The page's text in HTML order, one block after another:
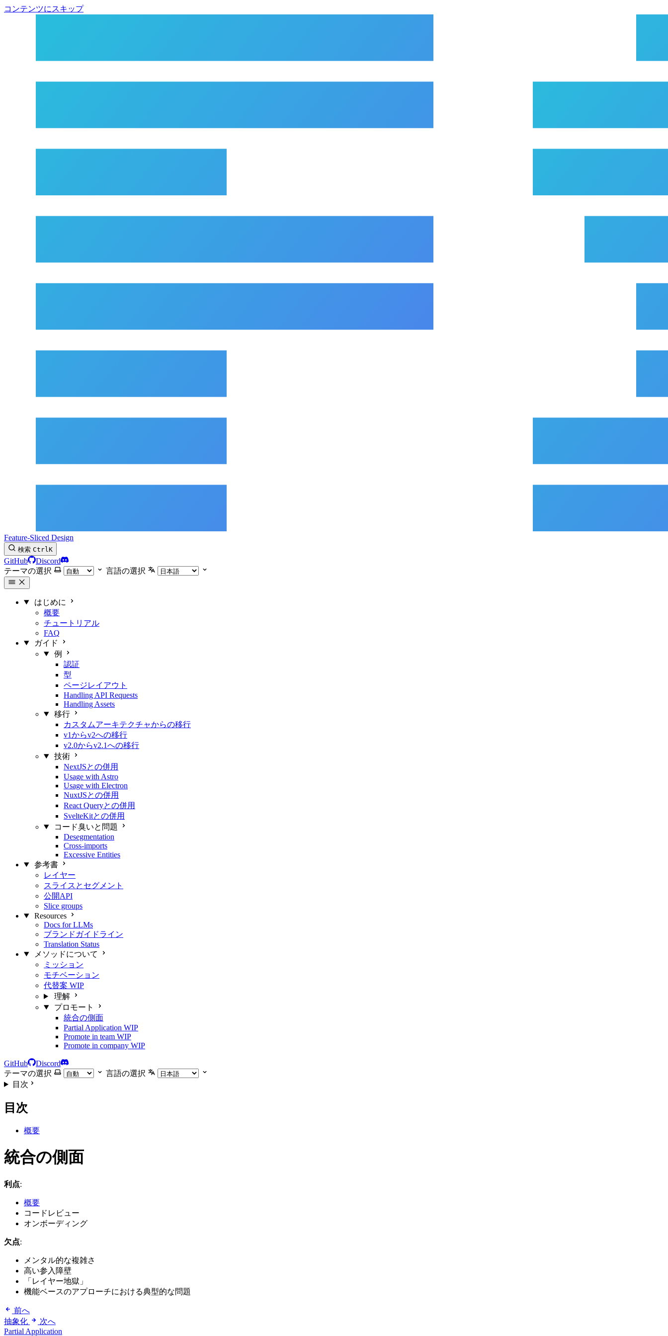
コンテンツにスキップ
Feature-Sliced Design
検索 CtrlK
GitHub
Discord
テーマの選択
言語の選択
はじめに
概要
チュートリアル
FAQ
ガイド
例
認証
型
ページレイアウト
Handling API Requests
Handling Assets
移行
カスタムアーキテクチャからの移行
v1からv2への移行
v2.0からv2.1への移行
技術
NextJSとの併用
Usage with Astro
Usage with Electron
NuxtJSとの併用
React Queryとの併用
SvelteKitとの併用
コード臭いと問題
Desegmentation
Cross-imports
Excessive Entities
参考書
レイヤー
スライスとセグメント
公開API
Slice groups
Resources
Docs for LLMs
ブランドガイドライン
Translation Status
メソッドについて
ミッション
モチベーション
代替案 WIP
理解
プロモート
統合の側面
Partial Application WIP
Promote in team WIP
Promote in company WIP
GitHub
Discord
テーマの選択
言語の選択
目次
目次
概要
統合の側面
利点:
概要
コードレビュー
オンボーディング
欠点:
メンタル的な複雑さ
高い参入障壁
「レイヤー地獄」
機能ベースのアプローチにおける典型的な問題
前へ
抽象化
次へ
Partial Application